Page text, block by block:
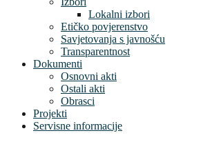
Lokalni izbori
Etičko povjerenstvo
Savjetovanja s javnošću
Transparentnost
Dokumenti
Osnovni akti
Ostali akti
Obrasci
Projekti
Servisne informacije